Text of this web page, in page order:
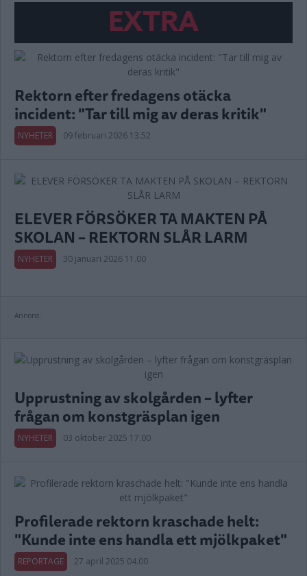
EXTRA
Rektorn efter fredagens otäcka
incident: "Tar till mig av deras kritik"
NYHETER 09 februari 2026 13.52
ELEVER FÖRSÖKER TA MAKTEN PÅ
SKOLAN – REKTORN SLÅR LARM
NYHETER 30 januari 2026 11.00
Annons:
Upprustning av skolgården – lyfter
frågan om konstgräsplan igen
NYHETER 03 oktober 2025 17.00
Profilerade rektorn kraschade helt:
"Kunde inte ens handla ett mjölkpaket"
REPORTAGE 27 april 2025 04.00